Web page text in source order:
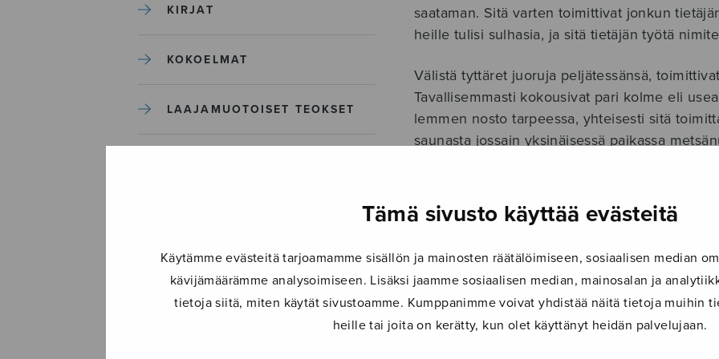
Tämä sivusto käyttää evästeitä
Käytämme evästeitä tarjoamamme sisällön ja mainosten räätälöimiseen, sosiaalisen median
kävijämäärämme analysoimiseen. Lisäksi jaamme sosiaalisen median, mainosalan ja
tietoja siitä, miten käytät sivustoamme. Kumppanimme voivat yhdistää näitä tietoja muihin
heille tai joita on kerätty, kun olet käyttänyt heidän palvelujaan.
KIRJAT
KOKOELMAT
LAAJAMUOTOISET TEOKSET
MUUT
NÄYTTÄMÖTEOKSET
saataman. Sitä varten toimittivat jonkun
heille tulisi sulhasia, ja sitä tietäjän työtä
Välistä tyttäret juoruja peljätessänsä,
Tavallisemmasti kokousivat pari kolme eli
lemmen nosto tarpeessa, yhteisesti sitä
saunasta jossain yksinäisessä paikassa
Elias Lönnrot
LISÄTIEDOT
Säveltäjä
Fuhrmann Annika